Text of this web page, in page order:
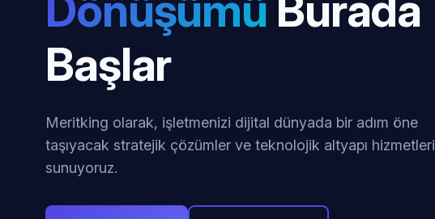
Başlar
Meritking olarak, işletmenizi dijital dünyada bir adım öne
taşıyacak stratejik çözümler ve teknolojik altyapı hizmetleri
sunuyoruz.